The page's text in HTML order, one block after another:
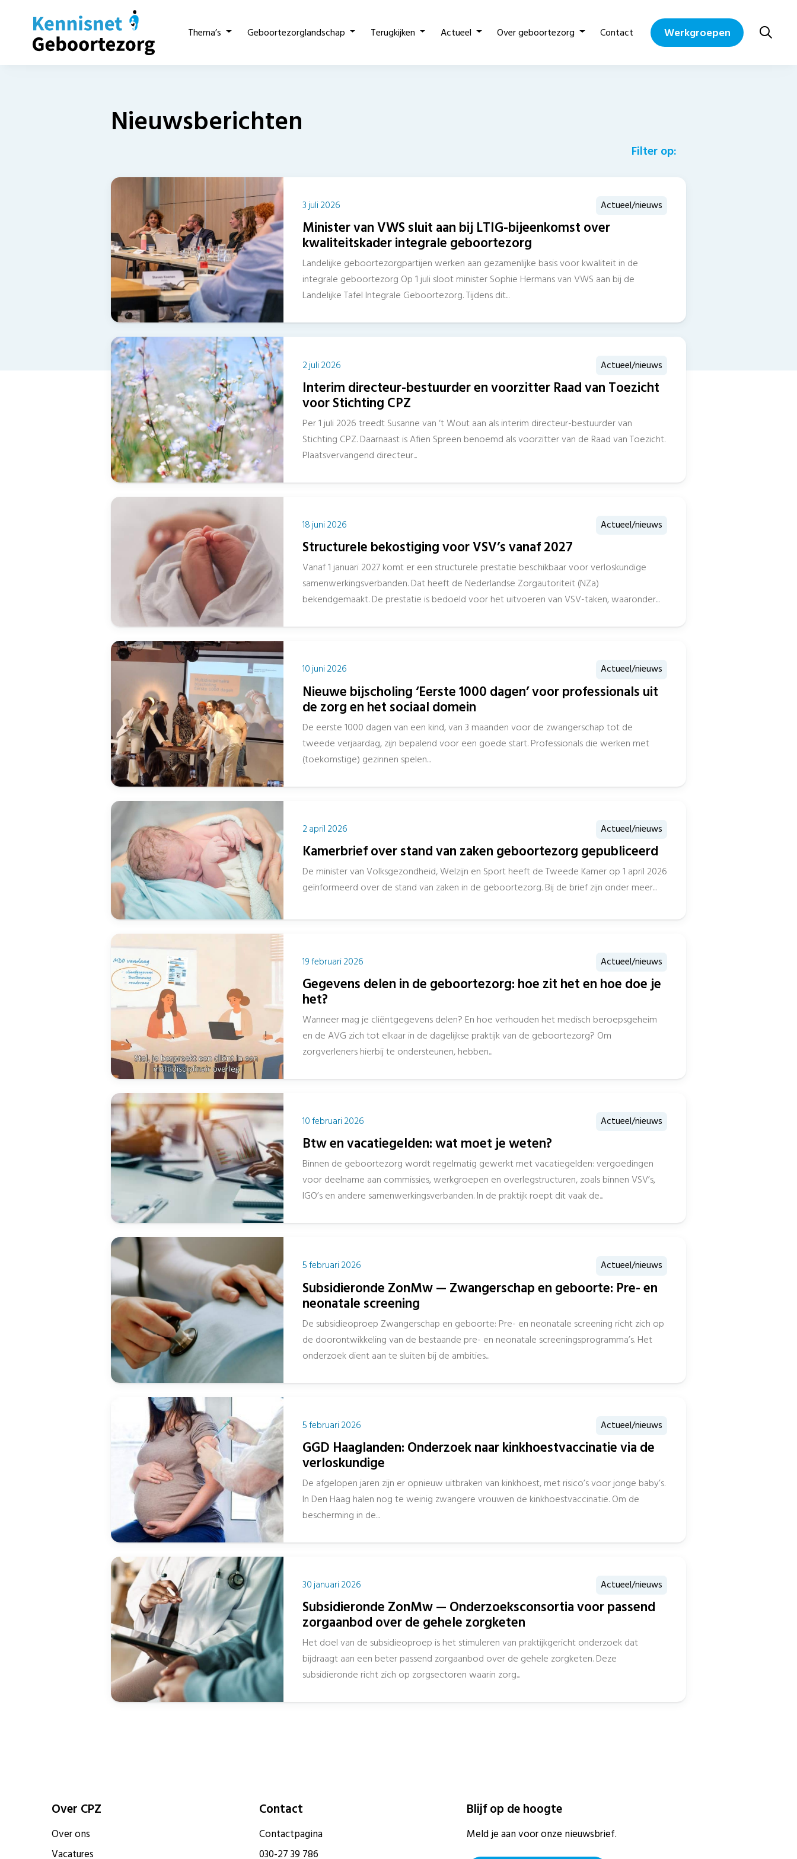
Thema’s Geboortezorglandschap Terugkijken Actueel Over geboortezorg Contact Werkgroepen
Nieuwsberichten
Filter op:
3 juli 2026 Actueel/nieuws
Minister van VWS sluit aan bij LTIG-bijeenkomst over
kwaliteitskader integrale geboortezorg
Landelijke geboortezorgpartijen werken aan gezamenlijke basis voor kwaliteit in de
integrale geboortezorg Op 1 juli sloot minister Sophie Hermans van VWS aan bij de
Landelijke Tafel Integrale Geboortezorg. Tijdens dit...
2 juli 2026 Actueel/nieuws
Interim directeur-bestuurder en voorzitter Raad van Toezicht
voor Stichting CPZ
Per 1 juli 2026 treedt Susanne van ‘t Wout aan als interim directeur-bestuurder van
Stichting CPZ. Daarnaast is Afien Spreen benoemd als voorzitter van de Raad van Toezicht.
Plaatsvervangend directeur...
18 juni 2026 Actueel/nieuws
Structurele bekostiging voor VSV’s vanaf 2027
Vanaf 1 januari 2027 komt er een structurele prestatie beschikbaar voor verloskundige
samenwerkingsverbanden. Dat heeft de Nederlandse Zorgautoriteit (NZa)
bekendgemaakt. De prestatie is bedoeld voor het uitvoeren van VSV-taken, waaronder...
10 juni 2026 Actueel/nieuws
Nieuwe bijscholing ‘Eerste 1000 dagen’ voor professionals uit
de zorg en het sociaal domein
De eerste 1000 dagen van een kind, van 3 maanden voor de zwangerschap tot de
tweede verjaardag, zijn bepalend voor een goede start. Professionals die werken met
(toekomstige) gezinnen spelen...
2 april 2026 Actueel/nieuws
Kamerbrief over stand van zaken geboortezorg gepubliceerd
De minister van Volksgezondheid, Welzijn en Sport heeft de Tweede Kamer op 1 april 2026
geïnformeerd over de stand van zaken in de geboortezorg. Bij de brief zijn onder meer...
19 februari 2026 Actueel/nieuws
Gegevens delen in de geboortezorg: hoe zit het en hoe doe je
het?
Wanneer mag je cliëntgegevens delen? En hoe verhouden het medisch beroepsgeheim
en de AVG zich tot elkaar in de dagelijkse praktijk van de geboortezorg? Om
zorgverleners hierbij te ondersteunen, hebben...
10 februari 2026 Actueel/nieuws
Btw en vacatiegelden: wat moet je weten?
Binnen de geboortezorg wordt regelmatig gewerkt met vacatiegelden: vergoedingen
voor deelname aan commissies, werkgroepen en overlegstructuren, zoals binnen VSV’s,
IGO’s en andere samenwerkingsverbanden. In de praktijk roept dit vaak de...
5 februari 2026 Actueel/nieuws
Subsidieronde ZonMw — Zwangerschap en geboorte: Pre- en
neonatale screening
De subsidieoproep Zwangerschap en geboorte: Pre- en neonatale screening richt zich op
de doorontwikkeling van de bestaande pre- en neonatale screeningsprogramma’s. Het
onderzoek dient aan te sluiten bij de ambities...
5 februari 2026 Actueel/nieuws
GGD Haaglanden: Onderzoek naar kinkhoestvaccinatie via de
verloskundige
De afgelopen jaren zijn er opnieuw uitbraken van kinkhoest, met risico’s voor jonge baby’s.
In Den Haag halen nog te weinig zwangere vrouwen de kinkhoestvaccinatie. Om de
bescherming in de...
30 januari 2026 Actueel/nieuws
Subsidieronde ZonMw — Onderzoeksconsortia voor passend
zorgaanbod over de gehele zorgketen
Het doel van de subsidieoproep is het stimuleren van praktijkgericht onderzoek dat
bijdraagt aan een beter passend zorgaanbod over de gehele zorgketen. Deze
subsidieronde richt zich op zorgsectoren waarin zorg...
Over CPZ
Over ons
Vacatures
Contact
Contactpagina
030-27 39 786
Blijf op de hoogte
Meld je aan voor onze nieuwsbrief.